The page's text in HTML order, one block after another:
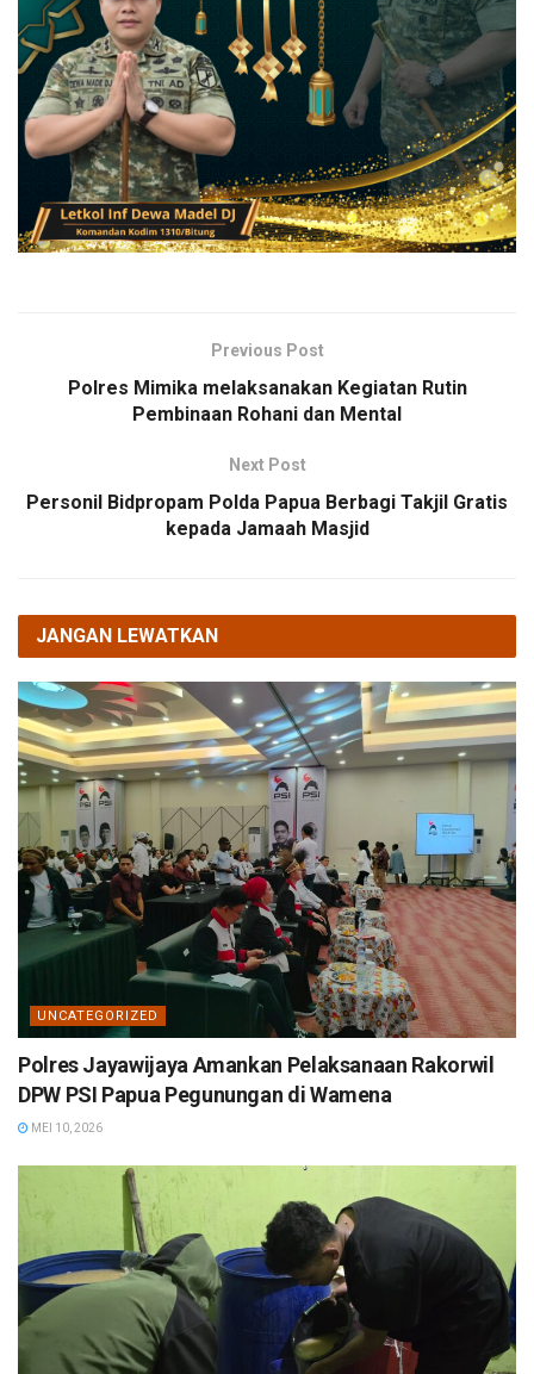
Previous Post
Polres Mimika melaksanakan Kegiatan Rutin
Pembinaan Rohani dan Mental
Next Post
Personil Bidpropam Polda Papua Berbagi Takjil Gratis
kepada Jamaah Masjid
JANGAN LEWATKAN
UNCATEGORIZED
Polres Jayawijaya Amankan Pelaksanaan Rakorwil
DPW PSI Papua Pegunungan di Wamena
MEI 10, 2026